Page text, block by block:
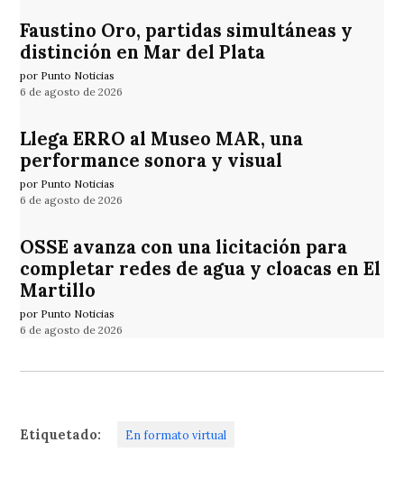
Faustino Oro, partidas simultáneas y
distinción en Mar del Plata
por Punto Noticias
6 de agosto de 2026
Llega ERRO al Museo MAR, una
performance sonora y visual
por Punto Noticias
6 de agosto de 2026
OSSE avanza con una licitación para
completar redes de agua y cloacas en El
Martillo
por Punto Noticias
6 de agosto de 2026
Etiquetado: En formato virtual